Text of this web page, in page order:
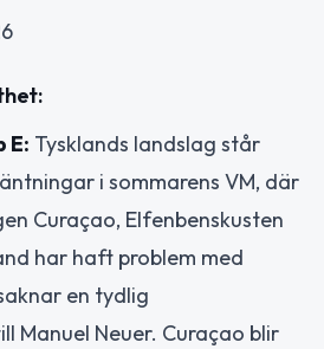
E: Tysklands landslag står
i sommarens VM, där
Curaçao, Elfenbenskusten
har haft problem med
en tydlig
Manuel Neuer. Curaçao blir